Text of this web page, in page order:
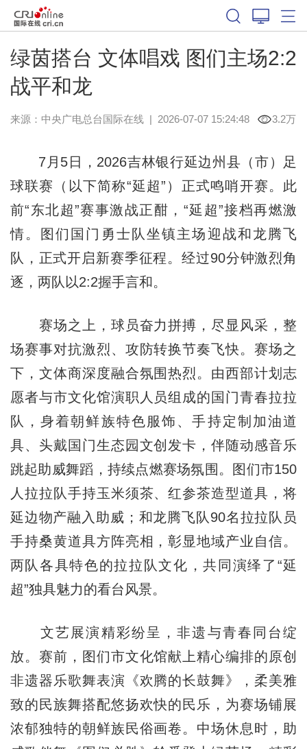
绿茵搭台 文体唱戏 图们主场2:2
战平和龙
来源：中央广电总台国际在线| 2026-07-07 15:24:48 3.2万
7月5日，2026吉林银行延边州县（市）足
球联赛（以下简称“延超”）正式鸣哨开赛。此
前“东北超”赛事激战正酣，“延超”接档再燃激
情。图们国门勇士队坐镇主场迎战和龙腾飞
队，正式开启新赛季征程。经过90分钟激烈角
逐，两队以2:2握手言和。
赛场之上，球员奋力拼搏，尽显风采，整
场赛事对抗激烈、攻防转换节奏飞快。赛场之
下，文体商深度融合氛围热烈。由西部计划志
愿者与市文化馆演职人员组成的国门青春拉拉
队，身着朝鲜族特色服饰、手持定制加油道
具、头戴国门生态园文创发卡，伴随动感音乐
跳起助威舞蹈，持续点燃赛场氛围。图们市150
人拉拉队手持玉米须茶、红参茶造型道具，将
延边物产融入助威；和龙腾飞队90名拉拉队员
手持桑黄道具方阵亮相，彰显地域产业自信。
两队各具特色的拉拉队文化，共同演绎了“延
超”独具魅力的看台风景。
文艺展演精彩纷呈，非遗与青春同台绽
放。赛前，图们市文化馆献上精心编排的原创
非遗器乐歌舞表演《欢腾的长鼓舞》，柔美雅
致的民族舞搭配悠扬欢快的民乐，为赛场铺展
浓郁独特的朝鲜族民俗画卷。中场休息时，助